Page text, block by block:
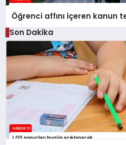
Öğrenci affını içeren kanun
Son Dakika